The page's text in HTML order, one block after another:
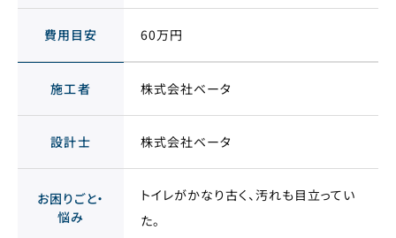
費用目安 60万円
施工者 株式会社ベータ
設計士 株式会社ベータ
お困りごと・
悩み
トイレがかなり古く、汚れも目立ってい
た。